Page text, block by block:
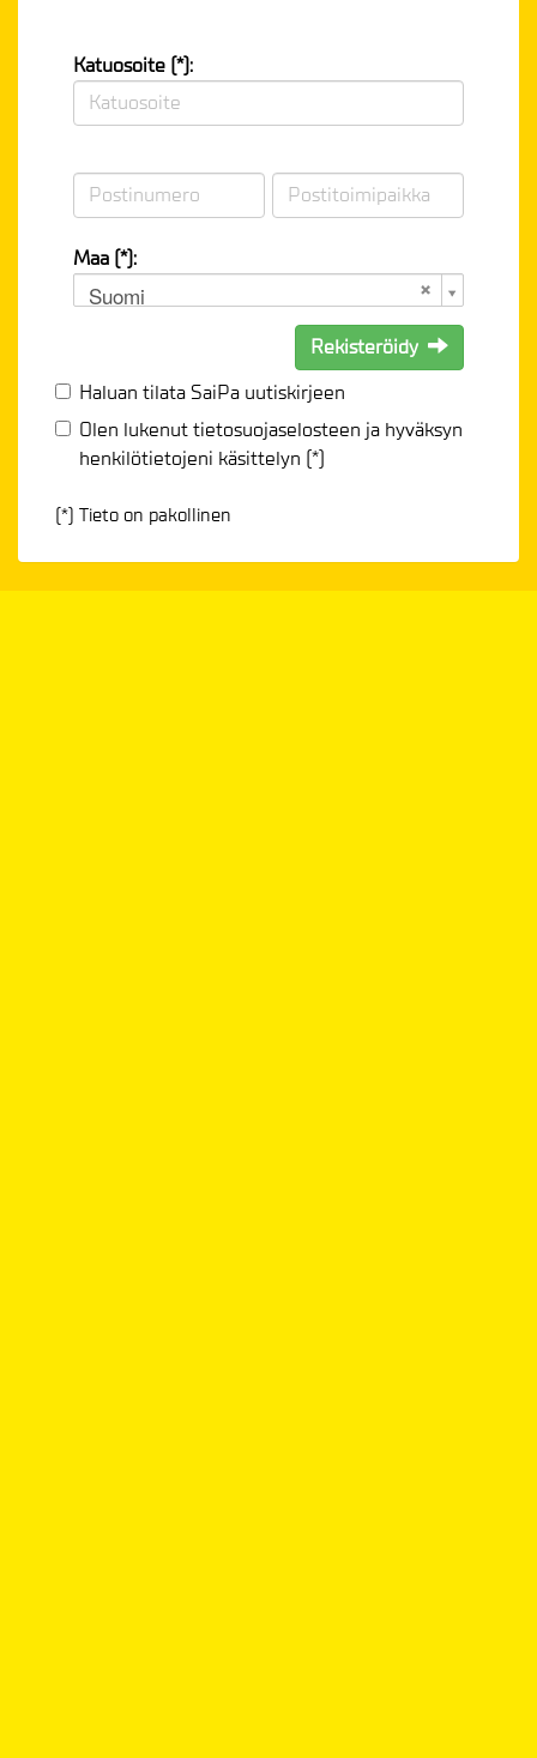
Katuosoite (*):
Maa (*):
Suomi
Rekisteröidy
Haluan tilata SaiPa uutiskirjeen
Olen lukenuttietosuojaselosteen ja hyväksyn
henkilötietojeni käsittelyn (*)
(*) Tieto on pakollinen